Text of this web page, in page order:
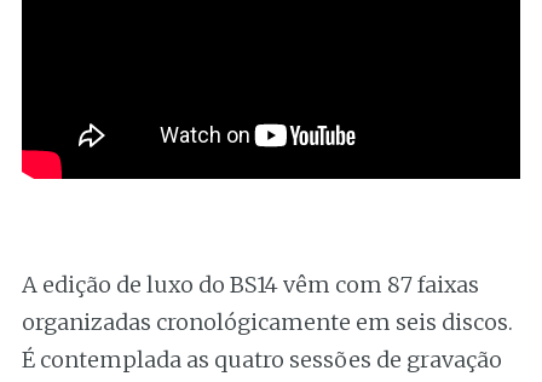
A edição de luxo do BS14 vêm com 87 faixas
organizadas cronológicamente em seis discos.
É contemplada as quatro sessões de gravação